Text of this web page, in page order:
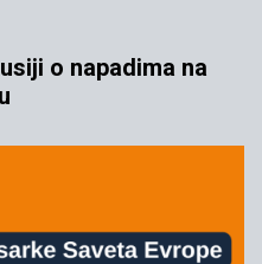
o napadima na